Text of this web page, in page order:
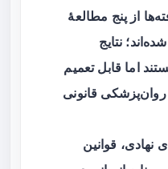
از پنج مطالعهٔ
نتایج
اما قابل تعمیم
قانونی
نهادی، قوانین